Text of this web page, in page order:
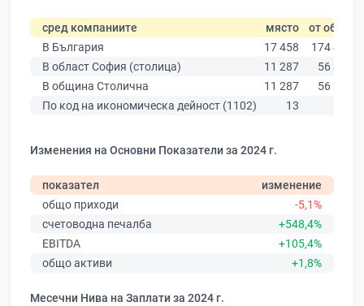
сред компаниите място от общо
В България
17 458
174 403
В област София (столица)
11 287
56 378
В община Столична
11 287
56 378
По код на икономическа дейност (1102)
13
Изменения на Основни Показатели за 2024 г.
показател
изменение
общо приходи
-5,1%
счетоводна печалба
+548,4%
EBITDA
+105,4%
общо активи
+1,8%
Месечни Нива на Заплати за 2024 г.